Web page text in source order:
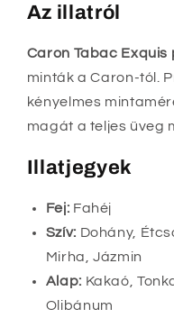
Az illatról
Caron Tabac
minták a Caron-tól.
kényelmes
magát a teljes üveg
Illatjegyek
Fej: Fahéj
Szív: Dohány,
Mirha, Jázmin
Alap: Kakaó,
Olibánum